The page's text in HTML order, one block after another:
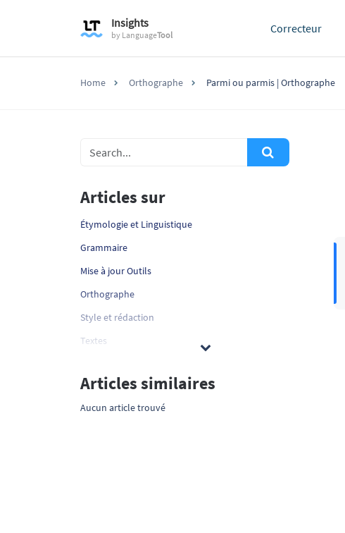
Insights
by LanguageTool Correcteur
Home Orthographe Parmi ou parmis | Orthographe
Articles sur
Étymologie et Linguistique
Grammaire
Mise à jour Outils
Orthographe
Style et rédaction
Textes
Articles similaires
Aucun article trouvé